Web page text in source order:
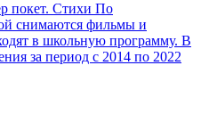
покет. Стихи По
снимаются фильмы и
в школьную программу. В
за период с 2014 по 2022